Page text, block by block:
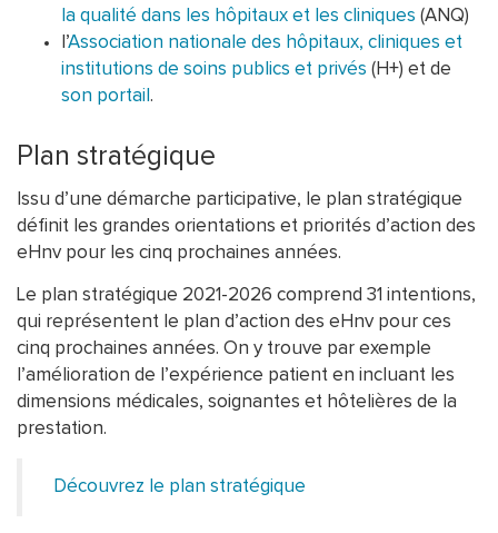
la qualité dans les hôpitaux et les cliniques (ANQ)
l’Association nationale des hôpitaux, cliniques et
institutions de soins publics et privés (H+) et de
son portail .
Plan stratégique
Issu d’une démarche participative, le plan stratégique
définit les grandes orientations et priorités d’action des
eHnv pour les cinq prochaines années.
Le plan stratégique 2021-2026 comprend 31 intentions,
qui représentent le plan d’action des eHnv pour ces
cinq prochaines années. On y trouve par exemple
l’amélioration de l’expérience patient en incluant les
dimensions médicales, soignantes et hôtelières de la
prestation.
Découvrez le plan stratégique